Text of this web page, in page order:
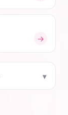
→